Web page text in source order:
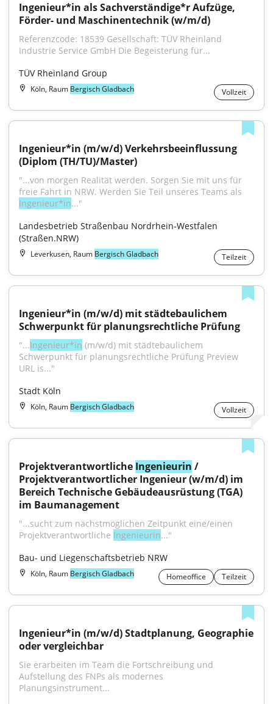
Ingenieur*in als Sachverständige*r Aufzüge,
Förder- und Maschinentechnik (w/m/d)
Referenzcode: 18539 Gesellschaft: TÜV Rheinland
Industrie Service GmbH Die Begeisterung für...
TÜV Rheinland Group
Köln, Raum Bergisch Gladbach Vollzeit
Ingenieur*in (m/w/d) Verkehrsbeeinflussung
(Diplom (TH/TU)/Master)
"...von morgen Realität werden. Sorgen Sie mit uns für
Ingenieur*in..."
Landesbetrieb Straßenbau Nordrhein-Westfalen
(Straßen.NRW)
Leverkusen, Raum Bergisch Gladbach Teilzeit
Ingenieur*in (m/w/d) mit städtebaulichem
Schwerpunkt für planungsrechtliche Prüfung
"...Ingenieur*in (m/w/d) mit städtebaulichem
Schwerpunkt für planungsrechtliche Prüfung Preview
URL is..."
Stadt Köln
Köln, Raum Bergisch Gladbach Vollzeit
Projektverantwortliche Ingenieurin /
Projektverantwortlicher Ingenieur (w/m/d) im
Bereich Technische Gebäudeausrüstung (TGA)
im Baumanagement
"...sucht zum nächst­möglichen Zeitpunkt eine/einen
Projektverantwortliche Ingenieurin..."
Bau- und Liegenschaftsbetrieb NRW
Köln, Raum Bergisch Gladbach Homeoffice Teilzeit
Ingenieur*in (m/w/d) Stadtplanung, Geographie
oder vergleichbar
Sie erarbeiten im Team die Fortschreibung und
Aufstellung des FNPs als modernes
Planungsinstrument...